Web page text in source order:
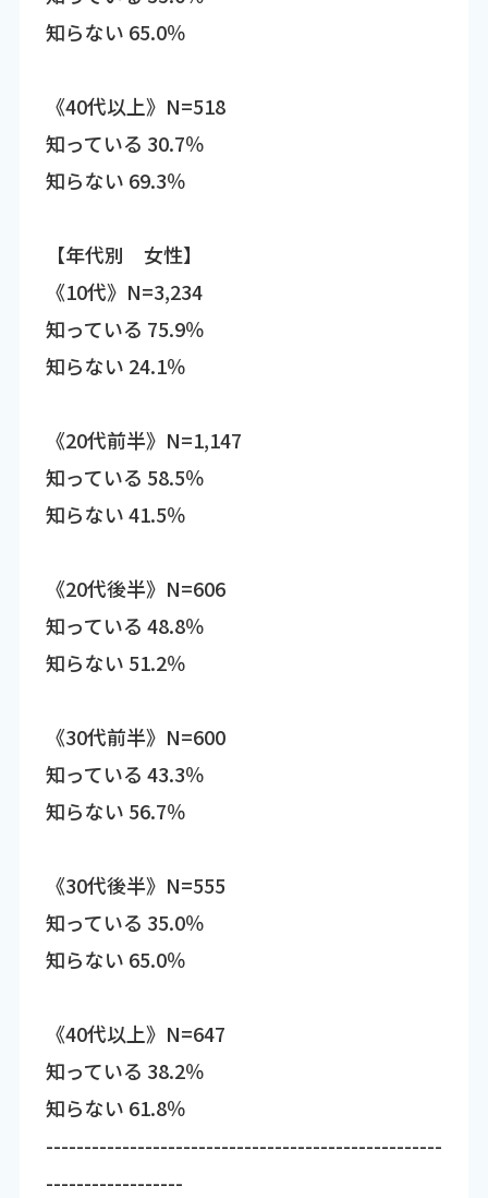
知らない 65.0％
《40代以上》N=518
知っている 30.7％
知らない 69.3％
【年代別 女性】
《10代》N=3,234
知っている 75.9％
知らない 24.1％
《20代前半》N=1,147
知っている 58.5％
知らない 41.5％
《20代後半》N=606
知っている 48.8％
知らない 51.2％
《30代前半》N=600
知っている 43.3％
知らない 56.7％
《30代後半》N=555
知っている 35.0％
知らない 65.0％
《40代以上》N=647
知っている 38.2％
知らない 61.8％
----------------------------------------------------
------------------